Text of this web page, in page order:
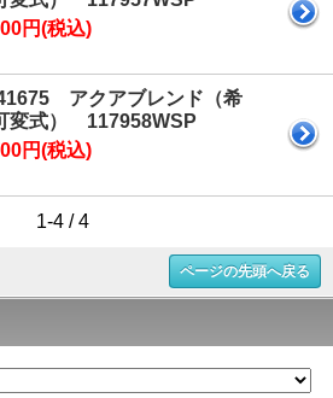
円(税込)
アクアブレンド（希
変式） 117958WSP
円(税込)
1-4 / 4
ページの先頭へ戻る